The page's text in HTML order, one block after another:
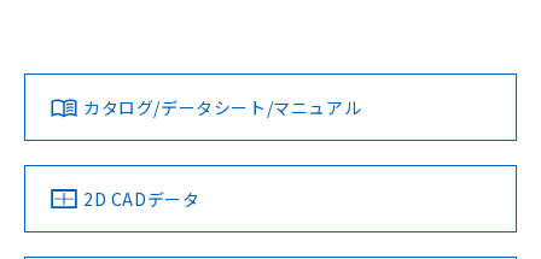
タイムチャート
ダウンロードデータをご利用いただく前に、以下を必ずお読
みください。
ソフトウェアの使用条件
対応済み
中国 RoHS 注意事項・凡例
LR型式承認
（イギリス
船舶規格）
DNV型式承認
（ノルウェー
BV型式承認
（フランス
KR型式
（韓国
No No No No
カタログ/データシート/マニュアル
2D CADデータ